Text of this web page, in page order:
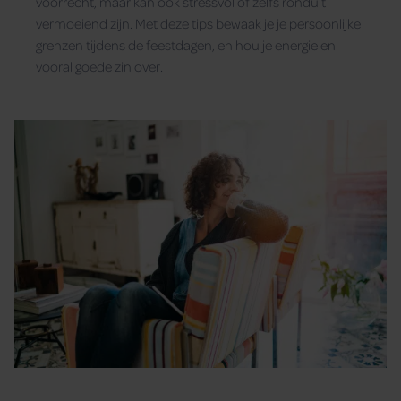
vermoeiend zijn. Met deze tips bewaak je je persoonlijke
grenzen tijdens de feestdagen, en hou je energie en
vooral goede zin over.